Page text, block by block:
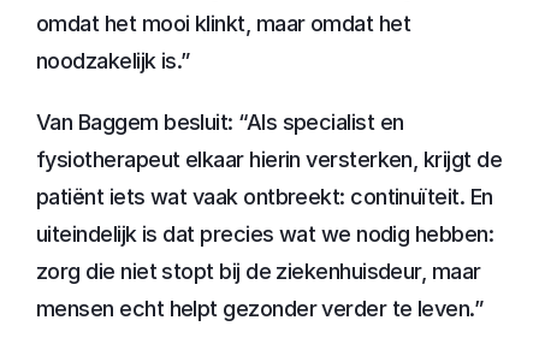
omdat het mooi klinkt, maar omdat het
noodzakelijk is.”
Van Baggem besluit: “Als specialist en
fysiotherapeut elkaar hierin versterken, krijgt de
patiënt iets wat vaak ontbreekt: continuïteit. En
uiteindelijk is dat precies wat we nodig hebben:
zorg die niet stopt bij de ziekenhuisdeur, maar
mensen echt helpt gezonder verder te leven.”